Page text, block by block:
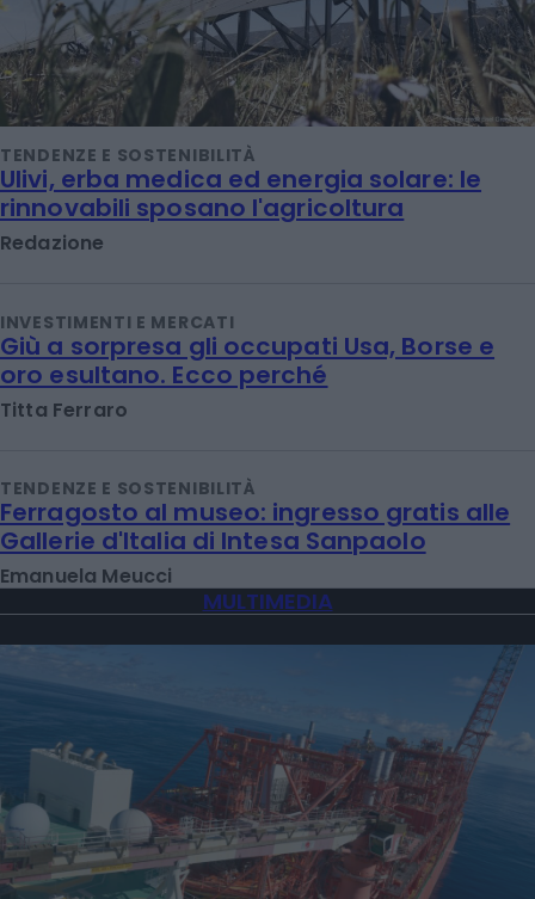
TENDENZE E SOSTENIBILITÀ
Ulivi, erba medica ed energia solare: le
rinnovabili sposano l'agricoltura
Redazione
INVESTIMENTI E MERCATI
Giù a sorpresa gli occupati Usa, Borse e
oro esultano. Ecco perché
Titta Ferraro
TENDENZE E SOSTENIBILITÀ
Ferragosto al museo: ingresso gratis alle
Gallerie d'Italia di Intesa Sanpaolo
Emanuela Meucci
MULTIMEDIA